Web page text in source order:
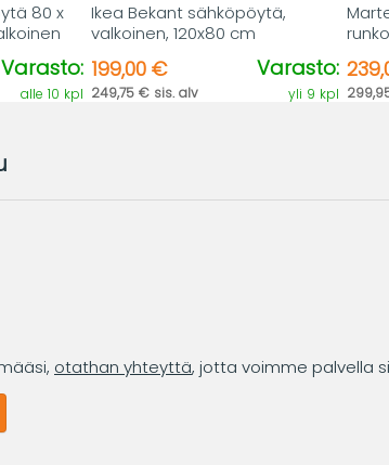
80 x
Varasto:
alle 10 kpl
Ikea Bekant sähköpöytä,
valkoinen, 120x80 cm
199,00 €
249,75 € sis. alv
Varasto:
yli 9 kpl
otathan yhteyttä, jotta voimme palvella